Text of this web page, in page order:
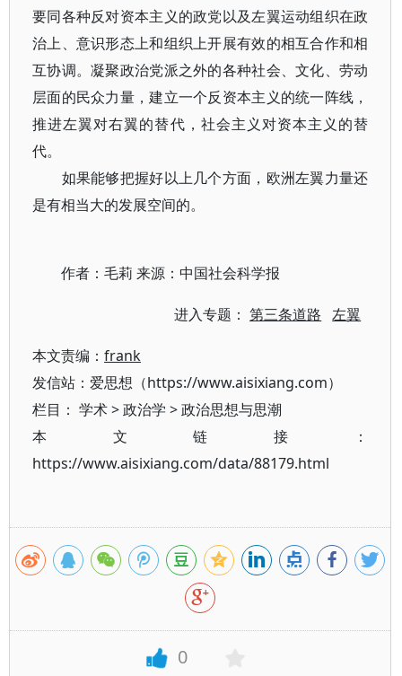
要同各种反对资本主义的政党以及左翼运动组织在政
治上、意识形态上和组织上开展有效的相互合作和相
互协调。凝聚政治党派之外的各种社会、文化、劳动
层面的民众力量，建立一个反资本主义的统一阵线，
推进左翼对右翼的替代，社会主义对资本主义的替
代。
如果能够把握好以上几个方面，欧洲左翼力量还
是有相当大的发展空间的。
作者：毛莉 来源：中国社会科学报
进入专题：第三条道路 左翼
本文责编： frank
发信站：爱思想（https://www.aisixiang.com）
栏目： 学术>政治学 >政治思想与思潮
本文链接：
https://www.aisixiang.com/data/88179.html
0